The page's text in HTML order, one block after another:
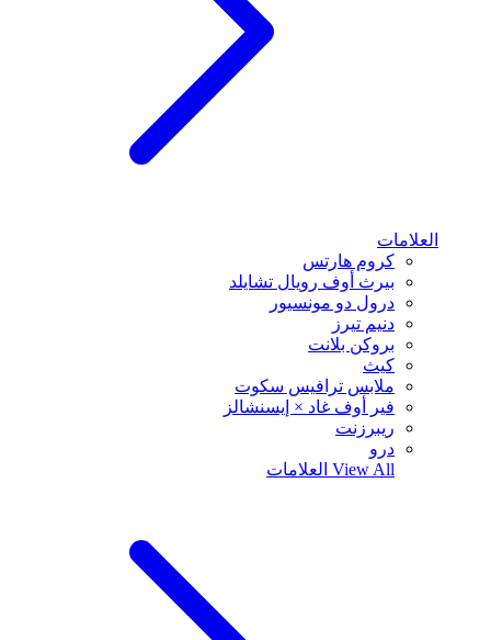
العلامات
كروم هارتس
بيرث أوف رويال تشايلد
درول دو مونسيور
دنيم تيرز
بروكن بلانت
كيث
ملابس ترافيس سكوت
فير أوف غاد × إيسنشالز
ريبرزنت
درو
View All العلامات